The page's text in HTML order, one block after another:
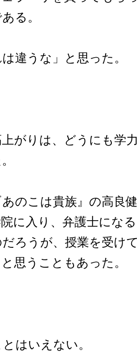
る。
違うな」と思った。
がりは、どうにも学
のこは貴族』の高良
に入り、弁護士にな
だろうが、授業を受け
思うこともあった。
はいえない。